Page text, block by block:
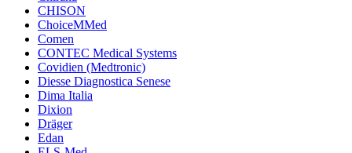
CHISON
ChoiceMMed
Comen
CONTEC Medical Systems
Covidien (Medtronic)
Diesse Diagnostica Senese
Dima Italia
Dixion
Dräger
Edan